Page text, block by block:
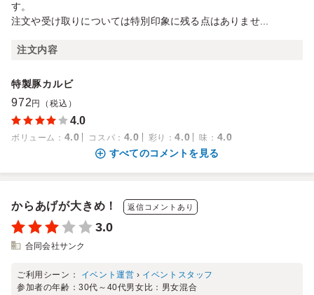
す。
注文や受け取りについては特別印象に残る点はありませ...
注文内容
特製豚カルビ
972 円（税込）
4.0
ボリューム ： 4.0 コスパ ： 4.0 彩り ：4.0 味 ： 4.0
すべてのコメントを見る
からあげが大きめ！ 返信コメントあり
3.0
合同会社サンク
ご利用シーン： イベント運営 › イベントスタッフ
参加者の年齢：30代～40代男女比： 男女混合